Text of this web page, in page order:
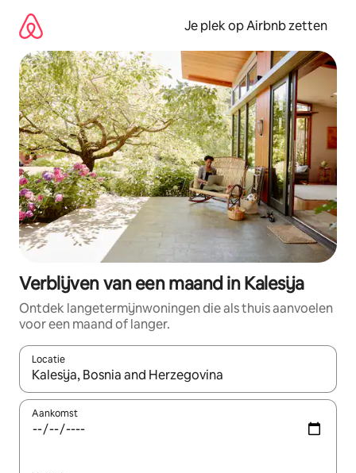
direct
naar
inhoud
Je plek op Airbnb zetten
Verblijven van een maand in Kalesija
Ontdek langetermijnwoningen die als thuis aanvoelen
voor een maand of langer.
Locatie
Wanneer er resultaten beschikbaar zijn, maak je een keuze
Aankomst